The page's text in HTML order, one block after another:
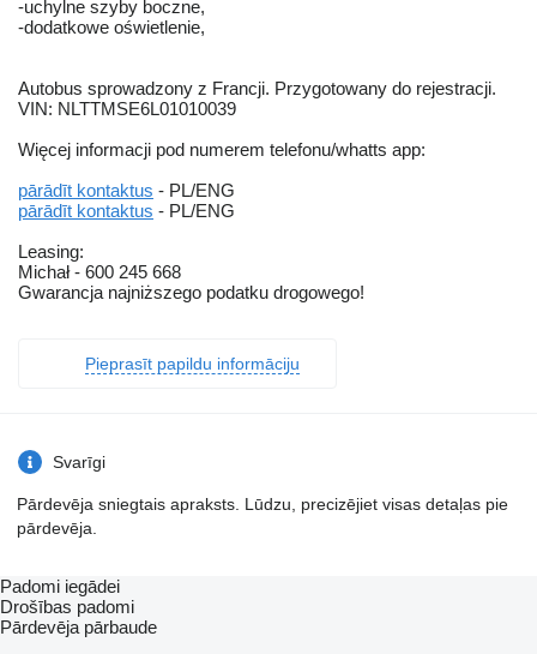
-uchylne szyby boczne,
-dodatkowe oświetlenie,
Autobus sprowadzony z Francji. Przygotowany do rejestracji.
VIN: NLTTMSE6L01010039
Więcej informacji pod numerem telefonu/whatts app:
pārādīt kontaktus - PL/ENG
pārādīt kontaktus - PL/ENG
Leasing:
Michał - 600 245 668
Gwarancja najniższego podatku drogowego!
Pieprasīt papildu informāciju
Svarīgi
Pārdevēja sniegtais apraksts. Lūdzu, precizējiet visas detaļas pie
pārdevēja.
Padomi iegādei
Drošības padomi
Pārdevēja pārbaude